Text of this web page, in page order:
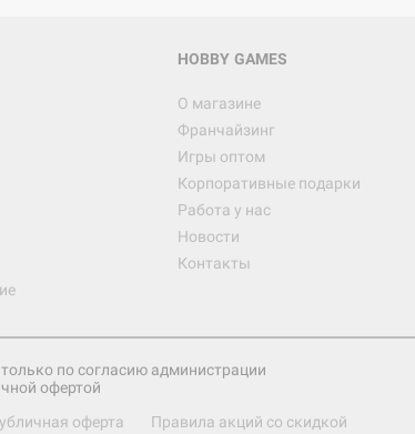
HOBBY GAMES
О магазине
Франчайзинг
Игры оптом
Корпоративные подарки
Работа у нас
Новости
Контакты
по согласию администрации
офертой
оферта Правила акций со скидкой